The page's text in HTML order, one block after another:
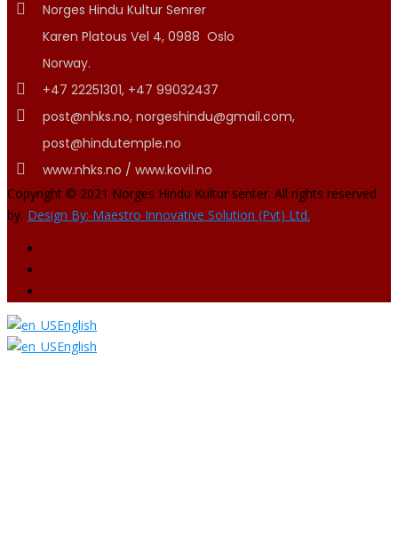
Norges Hindu Kultur Senrer
Karen Platous Vel 4, 0988 Oslo
Norway.
+47 22251301, +47 99032437
post@nhks.no, norgeshindu@gmail.com,
post@hindutemple.no
www.nhks.no / www.kovil.no
Copyright © 2021 Norges Hindu Kultur senter. All rights reserved
by, Design By: Maestro Innovative Solution (Pvt) Ltd.
English
English